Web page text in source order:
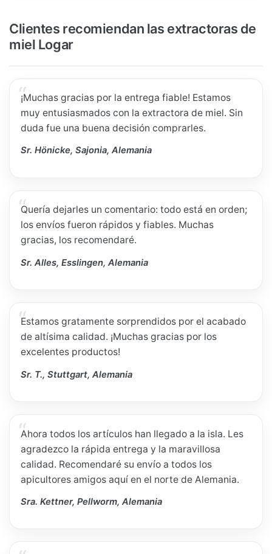
Clientes recomiendan las extractoras de
miel Logar
¡Muchas gracias por la entrega fiable! Estamos
muy entusiasmados con la extractora de miel. Sin
duda fue una buena decisión comprarles.
Sr. Hönicke, Sajonia, Alemania
Quería dejarles un comentario: todo está en orden;
los envíos fueron rápidos y fiables. Muchas
gracias, los recomendaré.
Sr. Alles, Esslingen, Alemania
Estamos gratamente sorprendidos por el acabado
de altísima calidad. ¡Muchas gracias por los
excelentes productos!
Sr. T., Stuttgart, Alemania
Ahora todos los artículos han llegado a la isla. Les
agradezco la rápida entrega y la maravillosa
calidad. Recomendaré su envío a todos los
apicultores amigos aquí en el norte de Alemania.
Sra. Kettner, Pellworm, Alemania